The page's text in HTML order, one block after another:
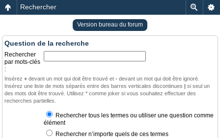
Rechercher
Version bureau du forum
Question de la recherche
Rechercher
par mots-clés
:
Insérez + devant un mot qui doit être trouvé et - devant un mot qui doit être ignoré.
Insérez une liste de mots séparés entre des barres verticales discontinues | si seul un
des mots doit être trouvé. Utilisez * comme joker si vous souhaitez effectuer des
recherches partielles.
Rechercher tous les termes ou utiliser une question comme
élément
Rechercher n’importe quels de ces termes